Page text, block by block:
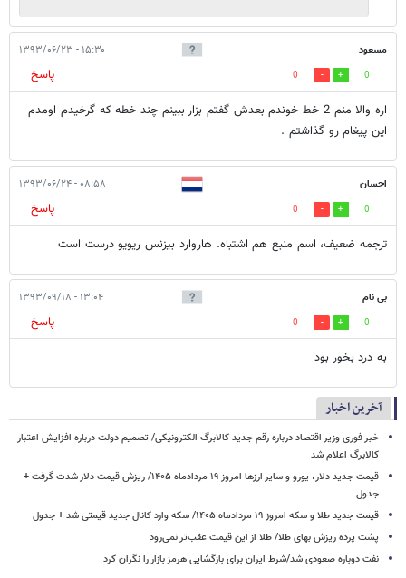
مسعود ۱۵:۳۰ - ۱۳۹۳/۰۶/۲۳
0
0
پاسخ
اره والا منم 2 خط خوندم بعدش گفتم بزار ببینم چند خطه که گرخیدم اومدم
این پیغام رو گذاشتم .
احسان ۰۸:۵۸ - ۱۳۹۳/۰۶/۲۴
0
0
پاسخ
ترجمه ضعيف، اسم منبع هم اشتباه. هاروارد بيزنس ريويو درست است
بی نام ۱۳:۰۴ - ۱۳۹۳/۰۹/۱۸
0
0
پاسخ
به درد بخور بود
آخرین اخبار
خبر فوری وزیر اقتصاد درباره رقم جدید کالابرگ الکترونیکی/ تصمیم دولت درباره افزایش اعتبار
کالابرگ اعلام شد
قیمت جدید دلار، یورو و سایر ارزها امروز ۱۹ مردادماه ۱۴۰۵/ ریزش قیمت دلار شدت گرفت +
جدول
قیمت جدید طلا و سکه امروز ۱۹ مردادماه ۱۴۰۵/ سکه وارد کانال جدید قیمتی شد + جدول
پشت پرده ریزش بهای طلا/ طلا از این قیمت عقب‌تر نمی‌رود
نفت دوباره صعودی شد/شرط ایران برای بازگشایی هرمز بازار را نگران کرد